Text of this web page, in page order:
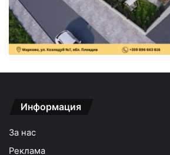
Информация
За нас
Реклама